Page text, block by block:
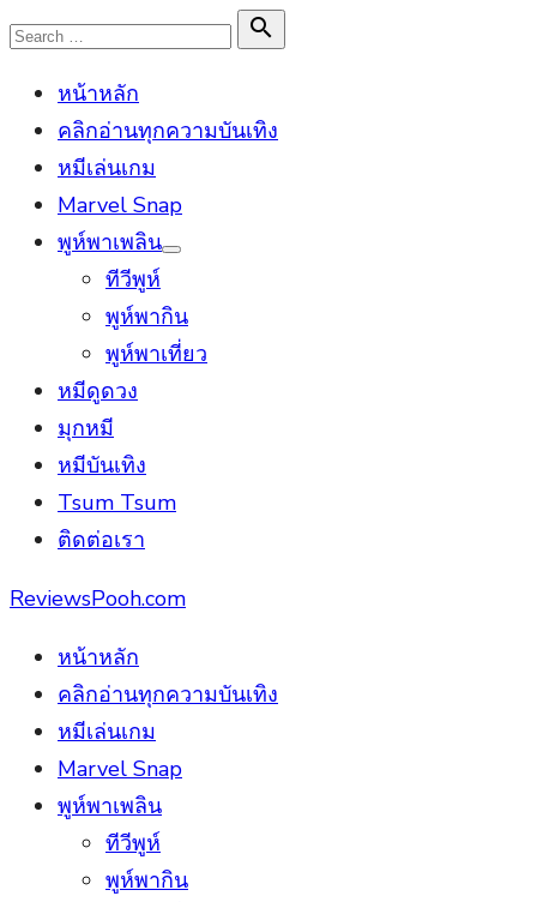
Skip
content
Search

Search
หน้าหลัก
คลิกอ่านทุกความบันเทิง
หมีเล่นเกม
Marvel Snap
พูห์พาเพลิน
Show
ทีวีพูห์
พูห์พากิน
พูห์พาเที่ยว
หมีดูดวง
มุกหมี
หมีบันเทิง
Tsum Tsum
ติดต่อเรา
ReviewsPooh.com
หน้าหลัก
คลิกอ่านทุกความบันเทิง
หมีเล่นเกม
Marvel Snap
พูห์พาเพลิน
ทีวีพูห์
พูห์พากิน